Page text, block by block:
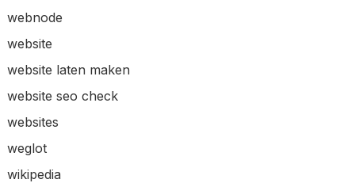
webnode
website
website laten maken
website seo check
websites
weglot
wikipedia